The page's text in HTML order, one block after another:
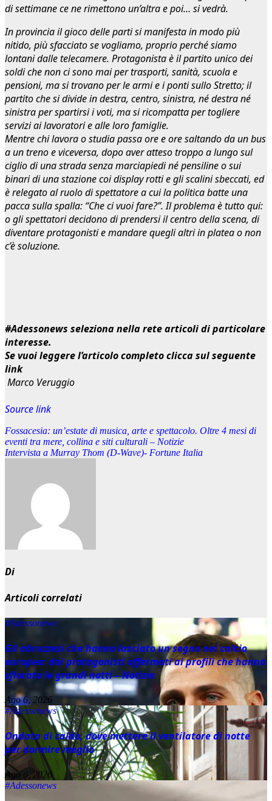
di settimane ce ne rimettono un’altra e poi… si vedrà.
In provincia il gioco delle parti si manifesta in modo più
nitido, più sfacciato se vogliamo, proprio perché siamo
lontani dalle telecamere. Protagonista è il partito unico dei
soldi che non ci sono mai per trasporti, sanità, scuola e
pensioni, ma si trovano per le armi e i ponti sullo Stretto; il
partito che si divide in destra, centro, sinistra, né destra né
sinistra per spartirsi i voti, ma si ricompatta per togliere
servizi ai lavoratori e alle loro famiglie.
Mentre chi lavora o studia passa ore e ore saltando da un bus
a un treno e viceversa, dopo aver atteso troppo a lungo sul
ciglio di una strada senza marciapiedi né pensiline o sui
binari di una stazione coi display rotti e gli scalini sbeccati, ed
è relegato al ruolo di spettatore a cui la politica batte una
pacca sulla spalla: “Che ci vuoi fare?”. Il problema è tutto qui:
o gli spettatori decidono di prendersi il centro della scena, di
diventare protagonisti e mandare quegli altri in platea o non
c’è soluzione.
#Adessonews seleziona nella rete articoli di particolare
interesse.
Se vuoi leggere l’articolo completo clicca sul seguente
link
Marco Veruggio
Source link
Navigazione
articoli
Fossacesia: un’estate di musica, arte e spettacolo. Oltre 4 mesi di
eventi tra mere, collina e siti culturali – Notizie
Intervista a Murray Thom (D-Wave)- Fortune Italia
Di
Articoli correlati
#Adessonews
Gli abruzzesi che hanno lasciato un segno nel calcio
europeo: dai protagonisti affermati ai profili che hanno
sfiorato le grandi notti – Notizie
Ago 6, 2026
#Adessonews
Ondata di caldo, dove mettere il ventilatore di notte
per dormire meglio
Ago 6, 2026
#Adessonews